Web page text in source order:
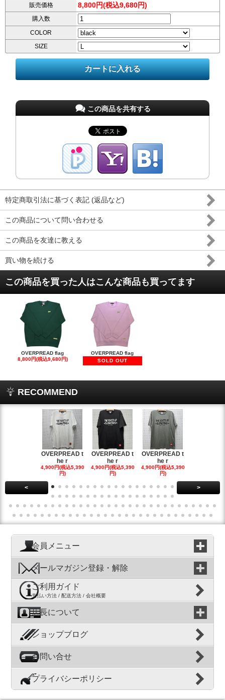
販売価格 8,800円(税込9,680円)
購入数
COLOR
SIZE
この商品を共有する
特定商取引法に基づく表記 (返品など)
この商品について問い合わせる
この商品を友達に教える
買い物を続ける
この商品を買った人はこんな商品も買ってます
OVERPREAD flag
8,800円(税込9,680円)
OVERPREAD flag
SOLD OUT
RECOMMEND
OVERPREAD t
he r
4,900円(税込5,390
円)
OVERPREAD t
he r
4,900円(税込5,390
円)
OVERPREAD t
he r
4,900円(税込5,390
円)
< >
会員メニュー
メールマガジン登録・解除
ご利用ガイド
支払い方法 / 配送方法 / 会社概要
店長について
ショップブログ
お問い合せ
プライバシーポリシー